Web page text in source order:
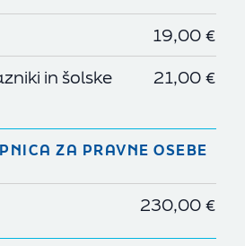
19,00 €
in šolske
21,00 €
ZA PRAVNE OSEBE
230,00 €